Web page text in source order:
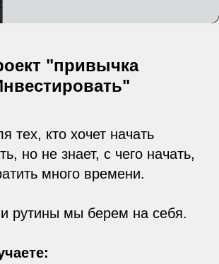
"привычка
тех, кто хочет начать
но не знает, с чего начать,
много времени.
рутины мы берем на себя.